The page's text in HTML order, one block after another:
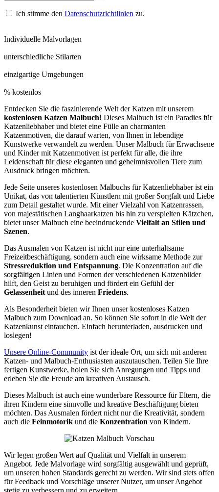
Ich stimme den Datenschutzrichtlinien zu.
Individuelle Malvorlagen
unterschiedliche Stilarten
einzigartige Umgebungen
% kostenlos
Entdecken Sie die faszinierende Welt der Katzen mit unserem
kostenlosen Katzen Malbuch! Dieses Malbuch ist ein Paradies für
Katzenliebhaber und bietet eine Fülle an charmanten
Katzenmotiven, die darauf warten, von Ihnen in lebendige
Kunstwerke verwandelt zu werden. Unser Malbuch für Erwachsene
und Kinder mit Katzenmotiven ist perfekt für alle, die ihre
Leidenschaft für diese eleganten und geheimnisvollen Tiere zum
Ausdruck bringen möchten.
Jede Seite unseres kostenlosen Malbuchs für Katzenliebhaber ist ein
Unikat, das von talentierten Künstlern mit großer Sorgfalt und Liebe
zum Detail gestaltet wurde. Mit einer Vielzahl von Katzenrassen,
von majestätischen Langhaarkatzen bis hin zu verspielten Kätzchen,
bietet unser Malbuch eine beeindruckende Vielfalt an Stilen und
Szenen.
Das Ausmalen von Katzen ist nicht nur eine unterhaltsame
Freizeitbeschäftigung, sondern auch eine wirksame Methode zur
Stressreduktion und Entspannung. Die Konzentration auf die
sorgfältigen Linien und Formen der verschiedenen Katzenbilder
hilft, den Geist zu beruhigen und fördert ein Gefühl der
Gelassenheit und des inneren Friedens.
Als Besonderheit bieten wir Ihnen unser kostenloses Katzen
Malbuch zum Download an. So können Sie sofort in die Welt der
Katzenkunst eintauchen. Einfach herunterladen, ausdrucken und
loslegen!
Unsere Online-Community ist der ideale Ort, um sich mit anderen
Katzen- und Malbuch-Enthusiasten auszutauschen. Teilen Sie Ihre
fertigen Kunstwerke, holen Sie sich Anregungen und Tipps und
erleben Sie die Freude am kreativen Austausch.
Dieses Malbuch ist auch eine wunderbare Ressource für Eltern, die
ihren Kindern eine sinnvolle und kreative Beschäftigung bieten
möchten. Das Ausmalen fördert nicht nur die Kreativität, sondern
auch die Feinmotorik und die Konzentration von Kindern.
Wir legen großen Wert auf Qualität und Vielfalt in unserem
Angebot. Jede Malvorlage wird sorgfältig ausgewählt und geprüft,
um unseren hohen Standards gerecht zu werden. Wir sind stets offen
für Feedback und Vorschläge unserer Nutzer, um unser Angebot
stetig zu verbessern und zu erweitern.